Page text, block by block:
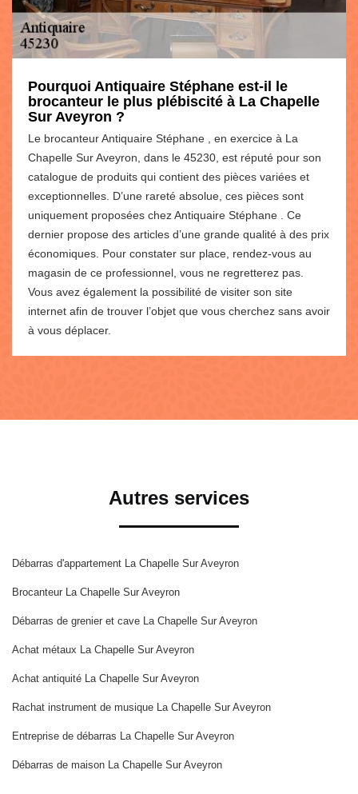
Pourquoi Antiquaire Stéphane est-il le
brocanteur le plus plébiscité à La Chapelle
Sur Aveyron ?
Le brocanteur Antiquaire Stéphane , en exercice à La
Chapelle Sur Aveyron, dans le 45230, est réputé pour son
catalogue de produits qui contient des pièces variées et
exceptionnelles. D’une rareté absolue, ces pièces sont
uniquement proposées chez Antiquaire Stéphane . Ce
dernier propose des articles d’une grande qualité à des prix
économiques. Pour constater sur place, rendez-vous au
magasin de ce professionnel, vous ne regretterez pas.
Vous avez également la possibilité de visiter son site
internet afin de trouver l’objet que vous cherchez sans avoir
à vous déplacer.
Autres services
Débarras d'appartement La Chapelle Sur Aveyron
Brocanteur La Chapelle Sur Aveyron
Débarras de grenier et cave La Chapelle Sur Aveyron
Achat métaux La Chapelle Sur Aveyron
Achat antiquité La Chapelle Sur Aveyron
Rachat instrument de musique La Chapelle Sur Aveyron
Entreprise de débarras La Chapelle Sur Aveyron
Débarras de maison La Chapelle Sur Aveyron